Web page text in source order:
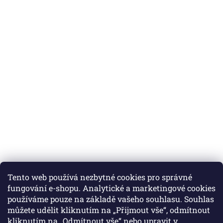
Tento web používá nezbytné cookies pro správné
fungování e-shopu. Analytické a marketingové cookies
používáme pouze na základě vašeho souhlasu. Souhlas
můžete udělit kliknutím na „Přijmout vše“, odmítnout
kliknutím na „Odmítnout vše“ nebo upravit v
Instagram